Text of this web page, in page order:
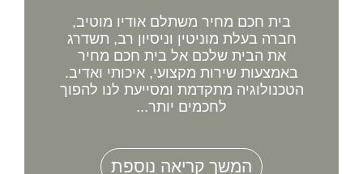
בית חכם מחיר משתלם אודיו מוטיב,
חברה בעלת מוניטין וניסיון רב, תשדרג
את הבית שלכם אל בית חכם מחיר
באמצעות שירות מקצועי, איכותי ואדיב.
הטכנולוגיה מתקדמת ומסייעת לנו להפוך
לחכמים יותר...
המשך קריאה נוספת